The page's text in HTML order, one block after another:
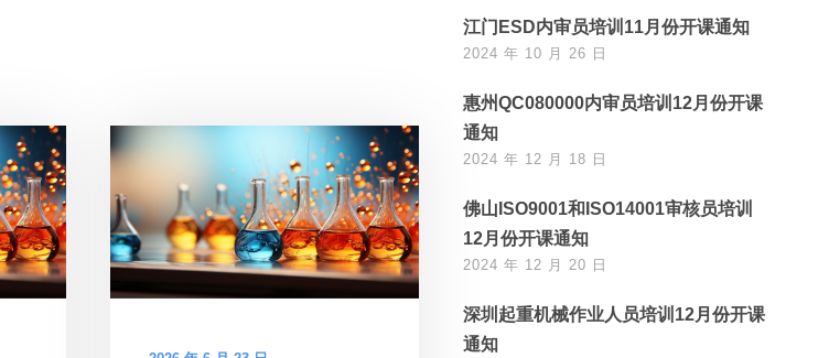
江门ESD内审员培训11月份开课通知
2024 年 10 月 26 日
惠州QC080000内审员培训12月份开课
通知
2024 年 12 月 18 日
佛山ISO9001和ISO14001审核员培训
12月份开课通知
2024 年 12 月 20 日
深圳起重机械作业人员培训12月份开课
通知